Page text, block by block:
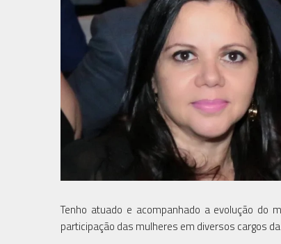
Tenho atuado e acompanhado a evolução do
participação das mulheres em diversos cargos